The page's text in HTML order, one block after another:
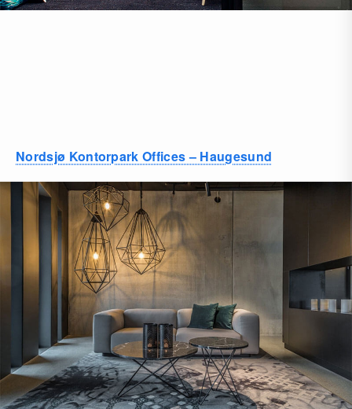
Nordsjø Kontorpark Offices – Haugesund